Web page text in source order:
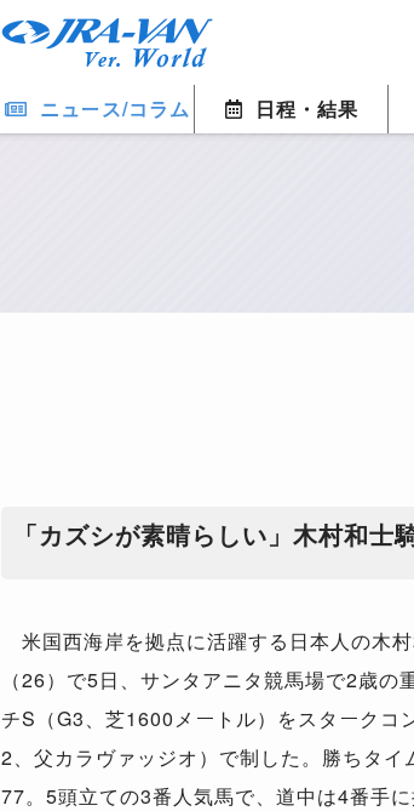
ニュース/コラム 日程・結果
「カズシが素晴らしい」木村和
米国西海岸を拠点に活躍する日本人の木
（26）で5日、サンタアニタ競馬場で2歳の
チS（G3、芝1600メートル）をスタークコ
2、父カラヴァッジオ）で制した。勝ちタイ
77。5頭立ての3番人気馬で、道中は4番手